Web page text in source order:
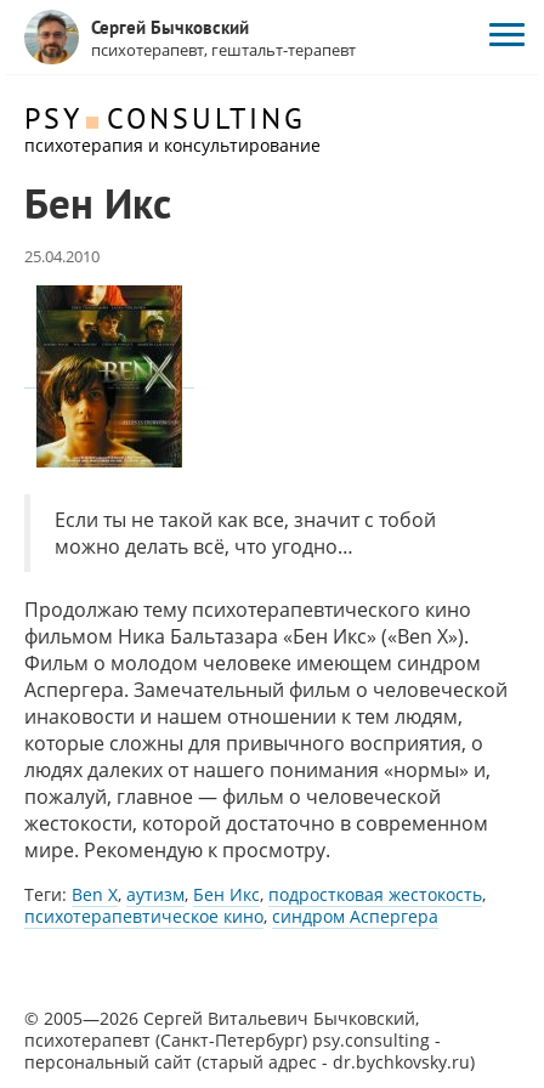
PSY CONSULTING
психотерапия и консультирование
Сергей Бычковский
психотерапевт, гештальт-терапевт
Бен Икс
25.04.2010
Если ты не такой как все, значит с тобой
можно делать всё, что угодно…
Продолжаю тему психотерапевтического кино
фильмом Ника Бальтазара «Бен Икс» («Ben X»).
Фильм о молодом человеке имеющем синдром
Аспергера. Замечательный фильм о человеческой
инаковости и нашем отношении к тем людям,
которые сложны для привычного восприятия, о
людях далеких от нашего понимания «нормы» и,
пожалуй, главное — фильм о человеческой
жестокости, которой достаточно в современном
мире. Рекомендую к просмотру.
Теги: Ben X, аутизм, Бен Икс, подростковая жестокость,
психотерапевтическое кино, синдром Аспергера
© 2005—2026 Сергей Витальевич Бычковский,
психотерапевт (Санкт-Петербург) psy.consulting -
персональный сайт (старый адрес - dr.bychkovsky.ru)